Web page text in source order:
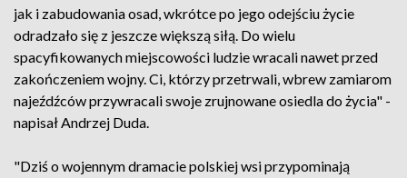
jak i zabudowania osad, wkrótce po jego odejściu życie
odradzało się z jeszcze większą siłą. Do wielu
spacyfikowanych miejscowości ludzie wracali nawet przed
zakończeniem wojny. Ci, którzy przetrwali, wbrew zamiarom
najeźdźców przywracali swoje zrujnowane osiedla do życia" -
napisał Andrzej Duda.
"Dziś o wojennym dramacie polskiej wsi przypominają